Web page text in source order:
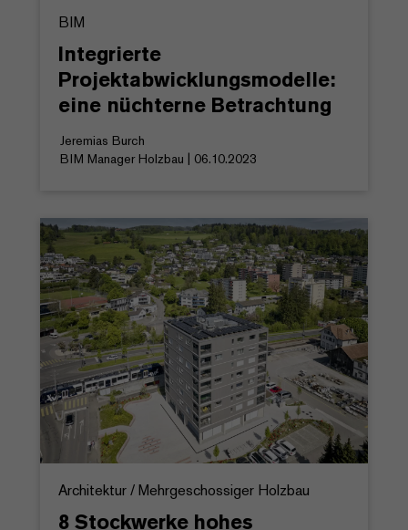
BIM
Integrierte
Projektabwicklungsmodelle:
eine nüchterne Betrachtung
Jeremias Burch
BIM Manager Holzbau | 06.10.2023
Architektur / Mehrgeschossiger Holzbau
8 Stockwerke hohes